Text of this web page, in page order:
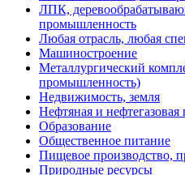
ЛПК,
промышленность
Любая отрасль, любая
Машиностроение
Металлургический
промышленность)
Недвижимость, земля
Нефтяная и
Образование
Общественное питание
Пищевое производство,
Природные ресурсы